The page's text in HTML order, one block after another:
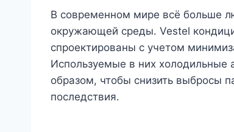
В современном мире всё больше
окружающей среды․ Vestel
спроектированы с учетом
Используемые в них холодильные
образом, чтобы снизить выбросы
последствия․